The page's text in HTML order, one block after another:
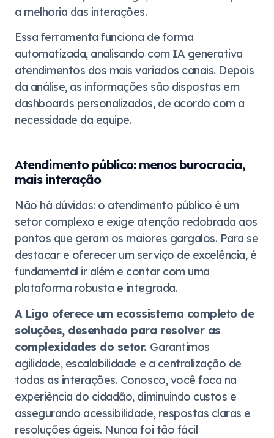
a melhoria das interações.
Essa ferramenta funciona de forma
automatizada, analisando com IA generativa
atendimentos dos mais variados canais. Depois
da análise, as informações são dispostas em
dashboards personalizados, de acordo com a
necessidade da equipe.
Atendimento público: menos burocracia,
mais interação
Não há dúvidas: o atendimento público é um
setor complexo e exige atenção redobrada aos
pontos que geram os maiores gargalos. Para se
destacar e oferecer um serviço de excelência, é
fundamental ir além e contar com uma
plataforma robusta e integrada.
A Ligo oferece um ecossistema completo de
soluções, desenhado para resolver as
complexidades do setor. Garantimos
agilidade, escalabilidade e a centralização de
todas as interações. Conosco, você foca na
experiência do cidadão, diminuindo custos e
assegurando acessibilidade, respostas claras e
resoluções ágeis. Nunca foi tão fácil